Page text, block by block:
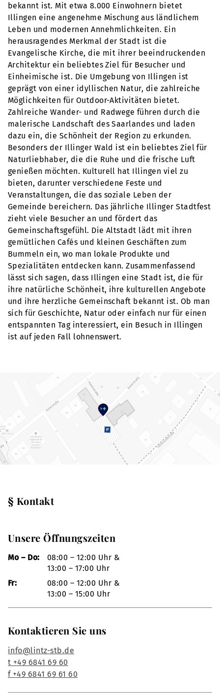
bekannt ist. Mit etwa 8.000 Einwohnern bietet
Illingen eine angenehme Mischung aus ländlichem
Leben und modernen Annehmlichkeiten. Ein
herausragendes Merkmal der Stadt ist die
Evangelische Kirche, die mit ihrer beeindruckenden
Architektur ein beliebtes Ziel für Besucher und
Einheimische ist. Die Umgebung von Illingen ist
geprägt von einer idyllischen Natur, die zahlreiche
Möglichkeiten für Outdoor-Aktivitäten bietet.
Zahlreiche Wander- und Radwege führen durch die
malerische Landschaft des Saarlandes und laden
dazu ein, die Schönheit der Region zu erkunden.
Besonders der Illinger Wald ist ein beliebtes Ziel für
Naturliebhaber, die die Ruhe und die frische Luft
genießen möchten. Kulturell hat Illingen viel zu
bieten, darunter verschiedene Feste und
Veranstaltungen, die das soziale Leben der
Gemeinde bereichern. Das jährliche Illinger Stadtfest
zieht viele Besucher an und fördert das
Gemeinschaftsgefühl. Die Altstadt lädt mit ihren
gemütlichen Cafés und kleinen Geschäften zum
Bummeln ein, wo man lokale Produkte und
Spezialitäten entdecken kann. Zusammenfassend
lässt sich sagen, dass Illingen eine Stadt ist, die für
ihre natürliche Schönheit, ihre kulturellen Angebote
und ihre herzliche Gemeinschaft bekannt ist. Ob man
sich für Geschichte, Natur oder einfach nur für einen
entspannten Tag interessiert, ein Besuch in Illingen
ist auf jeden Fall lohnenswert.
§ Kontakt
Unsere Öffnungszeiten
Mo – Do:
08:00 – 12:00 Uhr &
13:00 – 17:00 Uhr
Fr:
08:00 – 12:00 Uhr &
13:00 – 15:00 Uhr
Kontaktieren Sie uns
info@lintz-stb.de
t +49 6841 69 60
f +49 6841 69 61 60